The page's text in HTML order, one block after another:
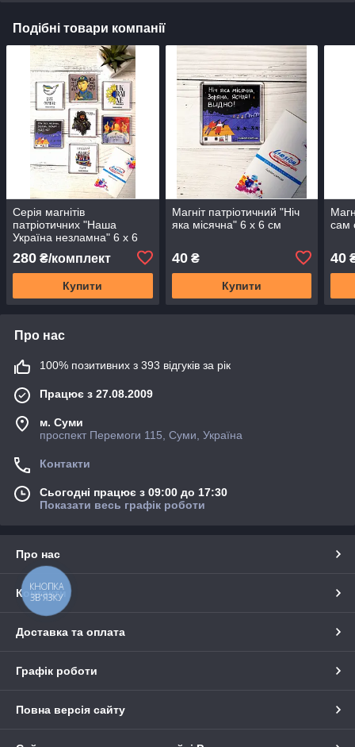
Подібні товари компанії
Серія магнітів
патріотичних "Наша
Україна незламна" 6 х 6
280 ₴/комплект
Купити
Магніт патріотичний "Ніч
яка місячна" 6 х 6 см
40₴
Купити
сам
40
Про нас
100% позитивних з 393 відгуків за рік
Працює з 27.08.2009
м. Суми
проспект Перемоги 115, Суми, Україна
Контакти
Сьогодні працює з 09:00 до 17:30
Показати весь графік роботи
Про нас
Контакти
Доставка та оплата
Графік роботи
Повна версія сайту
КНОПКА
ЗВ'ЯЗКУ